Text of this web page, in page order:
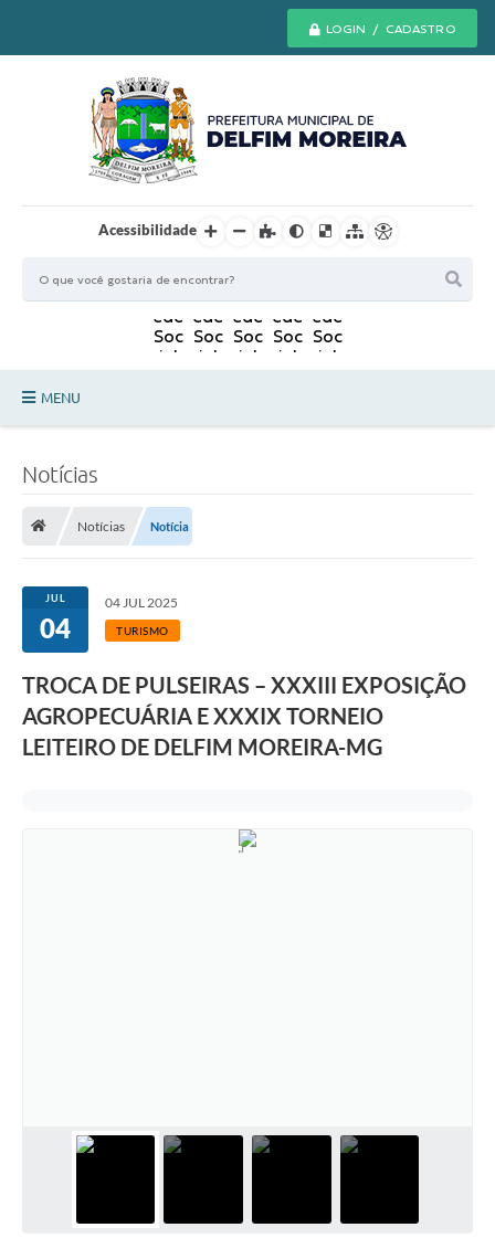
LOGIN / CADASTRO
Acessibilidade
MENU
Transparência
Editais
Listas de Espera - Unidade Básica de Saúde
Defesa Civil
Arquivos para Download
Contratos
Notícias
Notícias Notícia
JUL
04
04 JUL 2025
TURISMO
TROCA DE PULSEIRAS – XXXIII EXPOSIÇÃO
AGROPECUÁRIA E XXXIX TORNEIO
LEITEIRO DE DELFIM MOREIRA-MG